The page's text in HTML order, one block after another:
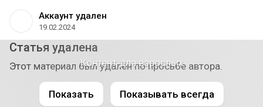
Аккаунт удален
19.02.2024
Статья удалена
Этот материал был удалён по просьбе автора.
Контент для взрослых
Показать Показывать всегда